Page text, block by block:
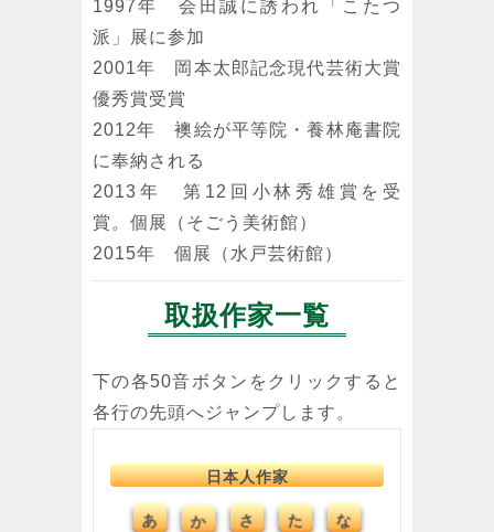
1997年 会田誠に誘われ「こたつ
派」展に参加
2001年 岡本太郎記念現代芸術大賞
優秀賞受賞
2012年 襖絵が平等院・養林庵書院
に奉納される
2013年 第12回小林秀雄賞を受
賞。個展（そごう美術館）
2015年 個展（水戸芸術館）
取扱作家一覧
下の各50音ボタンをクリックすると
各行の先頭へジャンプします。
日本人作家
あ か さ た な